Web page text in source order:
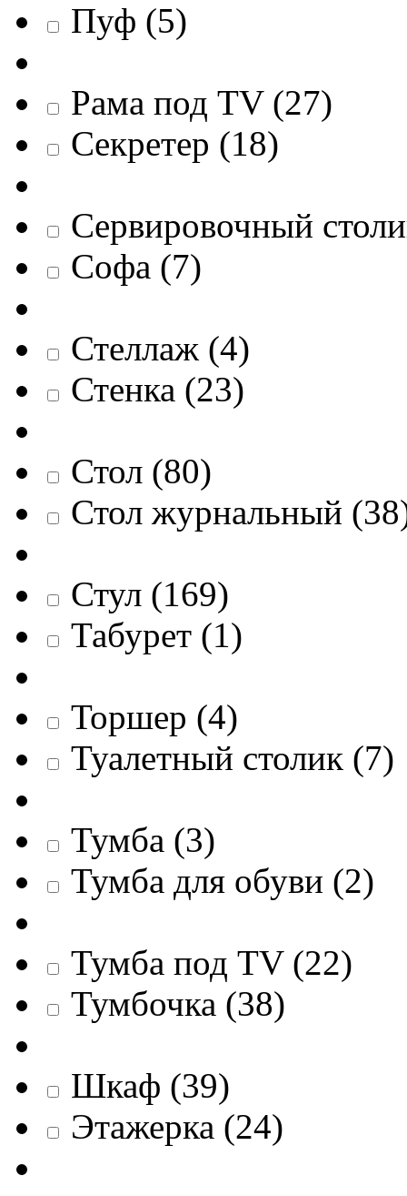
Пуф (5)
Рама под TV (27)
Секретер (18)
Сервировочный
Софа (7)
Стеллаж (4)
Стенка (23)
Стол (80)
Стол журнальный (38
Стул (169)
Табурет (1)
Торшер (4)
Туалетный столик (7)
Тумба (3)
Тумба для обуви (2)
Тумба под TV (22)
Тумбочка (38)
Шкаф (39)
Этажерка (24)